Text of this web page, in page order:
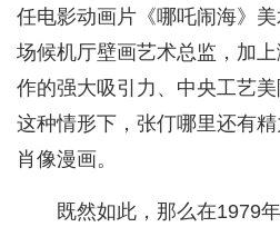
任电影动画片《哪吒闹海》
场候机厅壁画艺术总监，加
作的强大吸引力、中央工艺
这种情形下，张仃哪里还有
肖像漫画。
既然如此，那么在1979